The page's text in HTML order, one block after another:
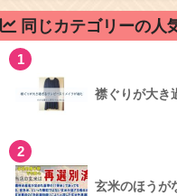
同じカテゴリーの人
1
襟ぐりが大き
2
玄米のほうが